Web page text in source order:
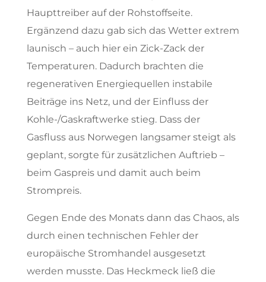
Haupttreiber auf der Rohstoffseite.
Ergänzend dazu gab sich das Wetter extrem
launisch – auch hier ein Zick-Zack der
Temperaturen. Dadurch brachten die
regenerativen Energiequellen instabile
Beiträge ins Netz, und der Einfluss der
Kohle-/Gaskraftwerke stieg. Dass der
Gasfluss aus Norwegen langsamer steigt als
geplant, sorgte für zusätzlichen Auftrieb –
beim Gaspreis und damit auch beim
Strompreis.
Gegen Ende des Monats dann das Chaos, als
durch einen technischen Fehler der
europäische Stromhandel ausgesetzt
werden musste. Das Heckmeck ließ die